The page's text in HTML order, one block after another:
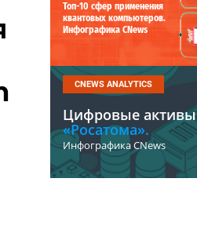
Топ-10 сфер применения
квантовых компьютеров.
Инфографика CNews
CNEWS ANALYTICS
Цифровые активы
«Росатома».
Инфографика CNews